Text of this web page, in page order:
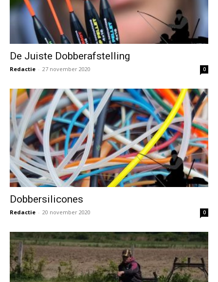
De Juiste Dobberafstelling
Redactie - 27 november 2020 0
Dobbersilicones
Redactie - 20 november 2020 0